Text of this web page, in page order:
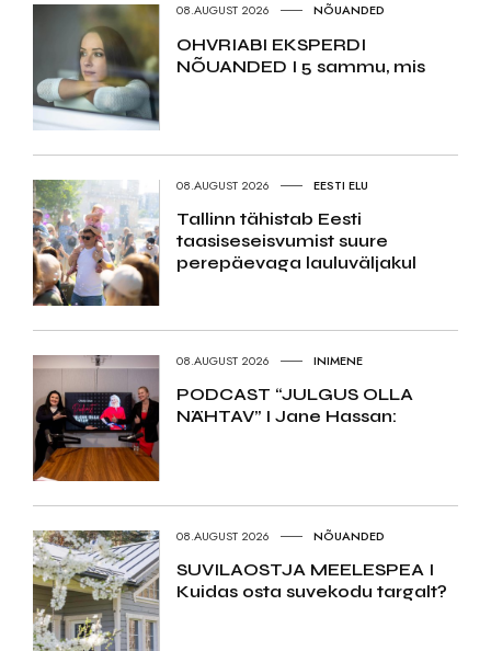
08.AUGUST 2026 NÕUANDED
OHVRIABI EKSPERDI
NÕUANDED I 5 sammu, mis
08.AUGUST 2026 EESTI ELU
Tallinn tähistab Eesti
taasiseseisvumist suure
perepäevaga lauluväljakul
08.AUGUST 2026 INIMENE
PODCAST “JULGUS OLLA
NÄHTAV” I Jane Hassan:
08.AUGUST 2026 NÕUANDED
SUVILAOSTJA MEELESPEA I
Kuidas osta suvekodu targalt?